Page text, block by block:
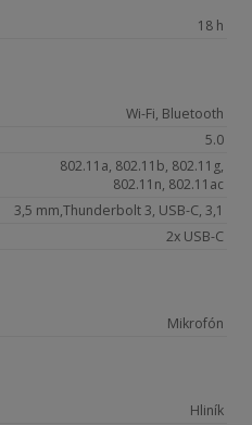
18 h
Wi-Fi, Bluetooth
5.0
802.11a, 802.11b, 802.11g,
802.11n, 802.11ac
3,5 mm,Thunderbolt 3, USB-C, 3,1
2x USB-C
Mikrofón
Hliník